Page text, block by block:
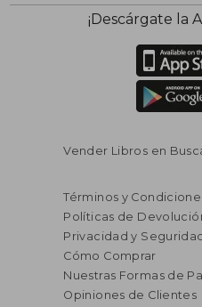
¡Descárgate la
Vender Libros en
Términos y
Políticas de
Privacidad y Seguridad
Cómo Comprar
Nuestras Formas de
Opiniones de Clientes